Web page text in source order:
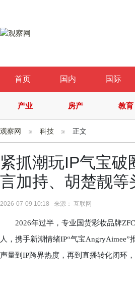
首页 国内 国际
产业 房产 教育
观察网 科技 正文
紧抓潮玩IP气宝
言加持、胡楚靓
2026-07-09 10:18 来源： 互联网
2026年过半，专业国货彩妆品牌
人，携手新潮情绪IP“气宝
声量到IP跨界热度，再到直播转化闭环